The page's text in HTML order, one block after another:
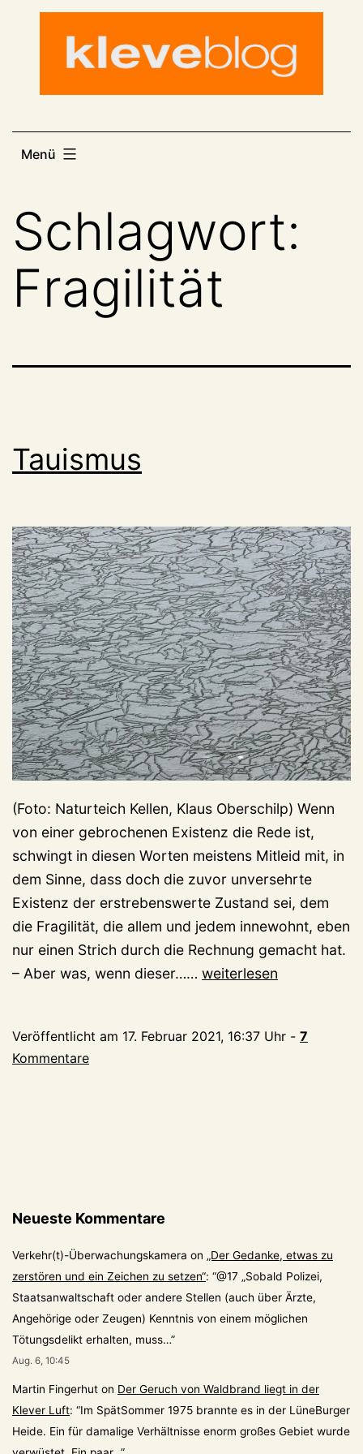
Menü
Schlagwort:
Fragilität
Tauismus
(Foto: Naturteich Kellen, Klaus Oberschilp) Wenn
von einer gebrochenen Existenz die Rede ist,
schwingt in diesen Worten meistens Mitleid mit, in
dem Sinne, dass doch die zuvor unversehrte
Existenz der erstrebenswerte Zustand sei, dem
die Fragilität, die allem und jedem innewohnt, eben
nur einen Strich durch die Rechnung gemacht hat.
– Aber was, wenn dieser…… Tauismus
weiterlesen
Veröffentlicht am 17. Februar 2021, 16:37 Uhr - 7
Kommentare
Neueste Kommentare
Verkehr(t)-Überwachungskamera on „Der Gedanke, etwas zu
zerstören und ein Zeichen zu setzen“: “@17 „Sobald Polizei,
Staatsanwaltschaft oder andere Stellen (auch über Ärzte,
Angehörige oder Zeugen) Kenntnis von einem möglichen
Tötungsdelikt erhalten, muss…”
Aug. 6, 10:45
Martin Fingerhut on Der Geruch von Waldbrand liegt in der
Klever Luft: “Im SpätSommer 1975 brannte es in der LüneBurger
Heide. Ein für damalige Verhältnisse enorm großes Gebiet wurde